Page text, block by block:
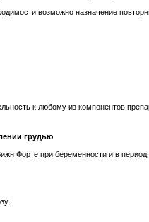
возможно назначение
к любому из компонентов
грудью
Форте при беременности и в период